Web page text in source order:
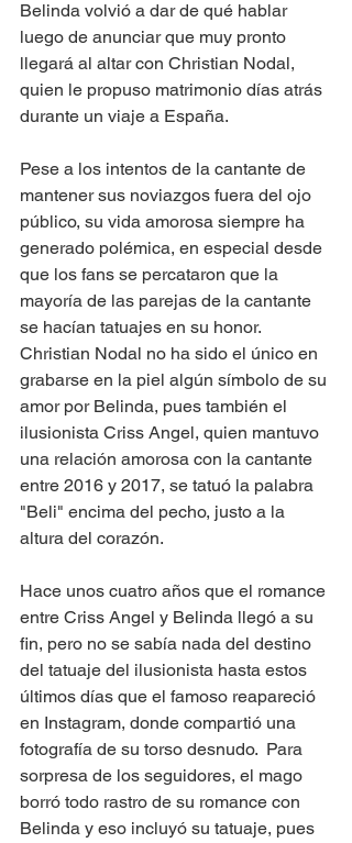
Belinda volvió a dar de qué hablar
luego de anunciar que muy pronto
llegará al altar con Christian Nodal,
quien le propuso matrimonio días atrás
durante un viaje a España.
Pese a los intentos de la cantante de
mantener sus noviazgos fuera del ojo
público, su vida amorosa siempre ha
generado polémica, en especial desde
que los fans se percataron que la
mayoría de las parejas de la cantante
se hacían tatuajes en su honor.
Christian Nodal no ha sido el único en
grabarse en la piel algún símbolo de su
amor por Belinda, pues también el
ilusionista Criss Angel, quien mantuvo
una relación amorosa con la cantante
entre 2016 y 2017, se tatuó la palabra
"Beli" encima del pecho, justo a la
altura del corazón.
Hace unos cuatro años que el romance
entre Criss Angel y Belinda llegó a su
fin, pero no se sabía nada del destino
del tatuaje del ilusionista hasta estos
últimos días que el famoso reapareció
en Instagram, donde compartió una
fotografía de su torso desnudo.  Para
sorpresa de los seguidores, el mago
borró todo rastro de su romance con
Belinda y eso incluyó su tatuaje, pues